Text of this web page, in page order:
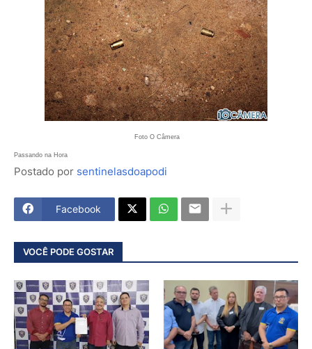
Foto O Câmera
Passando na Hora
Postado por sentinelasdoapodi
Facebook
VOCÊ PODE GOSTAR